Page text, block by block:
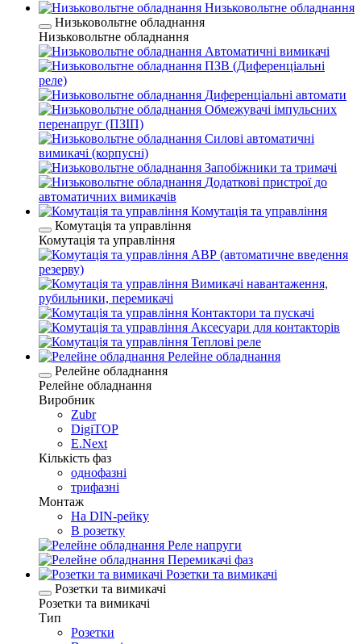
Низьковольтне обладнання
Низьковольтне обладнання
Низьковольтне обладнання
Автоматичні вимикачі
ПЗВ (Диференціальні
реле)
Диференціальні автомати
Обмежувачі імпульсних
перенапруг (ПЗІП)
Силові автоматичні
вимикачі (корпусні)
Запобіжники та тримачі
Додаткові пристрої до
автоматичних вимикачів
Комутація та управління
Комутація та управління
Комутація та управління
АВР (автоматичне введення
резерву)
Вимикачі навантаження,
рубильники, перемикачі
Контактори та пускачі
Аксесуари для контакторів
Теплові реле
Релейне обладнання
Релейне обладнання
Релейне обладнання
Виробник
Zubr
DigiTOP
E.Next
Кількість фаз
однофазні
трифазні
Монтаж
На DIN-рейку
В розетку
Реле напруги
Перемикачі фаз
Розетки та вимикачі
Розетки та вимикачі
Розетки та вимикачі
Тип
Розетки